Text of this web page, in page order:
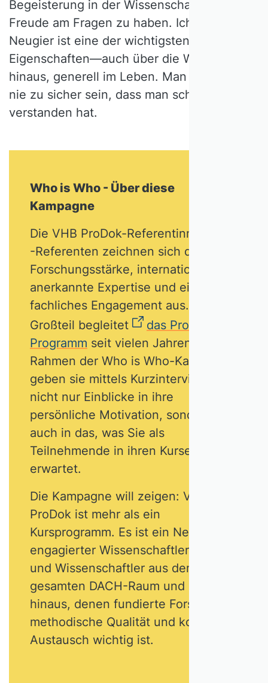
Begeisterung in der Wissenschaft bedeutet,
Freude am Fragen zu haben. Ich finde,
Neugier ist eine der wichtigsten
Eigenschaften—auch über die Wissenschaft
hinaus, generell im Leben. Man sollte sich
nie zu sicher sein, dass man schon alles
verstanden hat.
Who is Who - Über diese
Kampagne
Die VHB ProDok-Referentinnen und
-Referenten zeichnen sich durch
Forschungsstärke, international
anerkannte Expertise und ein hohes
fachliches Engagement aus. Ein
Großteil begleitet
das ProDok-
Programm seit vielen Jahren. Im
Rahmen der Who is Who-Kampagne
geben sie mittels Kurzinterviews
nicht nur Einblicke in ihre
persönliche Motivation, sondern
auch in das, was Sie als
Teilnehmende in ihren Kursen
erwartet.
Die Kampagne will zeigen: VHB
ProDok ist mehr als ein
Kursprogramm. Es ist ein Netzwerk
engagierter Wissenschaftlerinnen
und Wissenschaftler aus dem
gesamten DACH-Raum und darüber
hinaus, denen fundierte Forschung,
methodische Qualität und kollegialer
Austausch wichtig ist.